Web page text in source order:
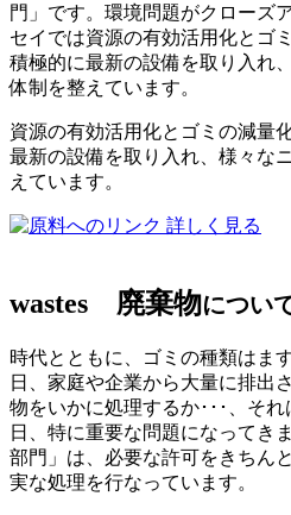
門」です。環境問題がクローズ
セイでは資源の有効活用化とゴ
積極的に最新の設備を取り入れ
体制を整えています。
資源の有効活用化とゴミの減量
最新の設備を取り入れ、様々な
えています。
詳しく見る
wastes 廃棄物につい
時代とともに、ゴミの種類はま
日、家庭や企業から大量に排出
物をいかに処理するか･･･、そ
日、特に重要な問題になってき
部門」は、必要な許可をきちん
実な処理を行なっています。